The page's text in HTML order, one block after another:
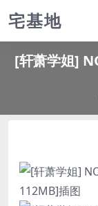
宅基地
[轩萧学姐]